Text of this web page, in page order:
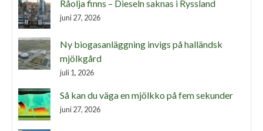
Råolja finns – Dieseln saknas i Ryssland
juni 27, 2026
Ny biogasanläggning invigs på halländsk
mjölkgård
juli 1, 2026
Så kan du väga en mjölkko på fem sekunder
juni 27, 2026